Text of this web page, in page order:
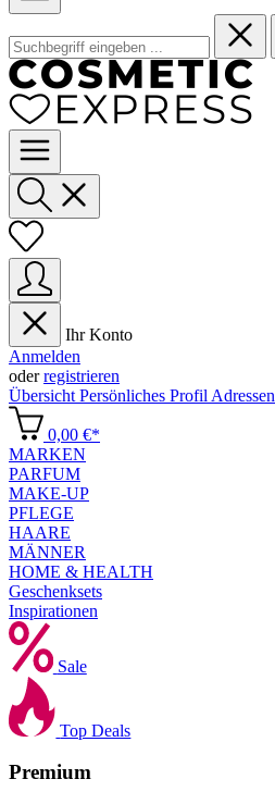
Ihr Konto
Anmelden
oderregistrieren
Übersicht Persönliches Profil Adressen
0,00 €*
MARKEN
PARFUM
MAKE-UP
PFLEGE
HAARE
MÄNNER
HOME & HEALTH
Geschenksets
Inspirationen
Sale
Top Deals
Premium